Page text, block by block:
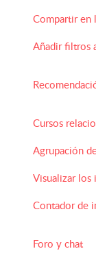
Compartir en
Añadir filtros
Cursos
Agrupación
Visualizar los
Contador de
Foro y chat